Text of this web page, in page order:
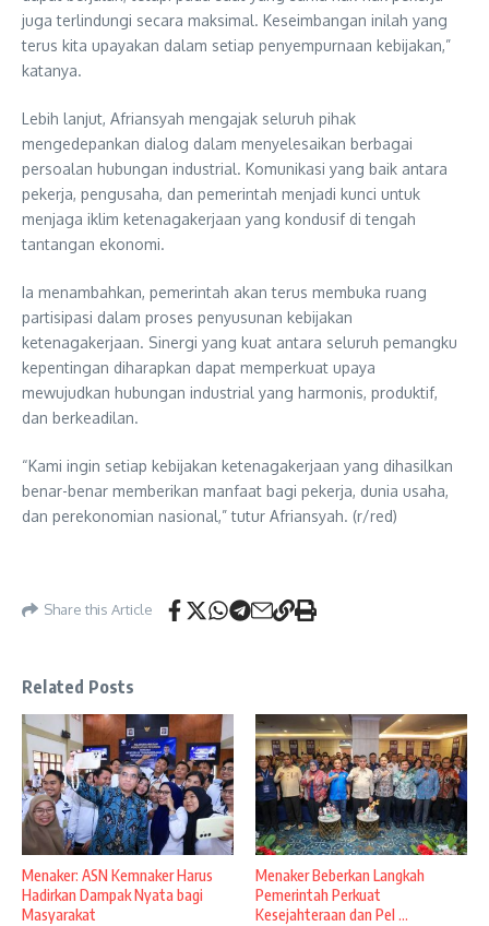
juga terlindungi secara maksimal. Keseimbangan inilah yang
terus kita upayakan dalam setiap penyempurnaan kebijakan,”
katanya.
Lebih lanjut, Afriansyah mengajak seluruh pihak
mengedepankan dialog dalam menyelesaikan berbagai
persoalan hubungan industrial. Komunikasi yang baik antara
pekerja, pengusaha, dan pemerintah menjadi kunci untuk
menjaga iklim ketenagakerjaan yang kondusif di tengah
tantangan ekonomi.
Ia menambahkan, pemerintah akan terus membuka ruang
partisipasi dalam proses penyusunan kebijakan
ketenagakerjaan. Sinergi yang kuat antara seluruh pemangku
kepentingan diharapkan dapat memperkuat upaya
mewujudkan hubungan industrial yang harmonis, produktif,
dan berkeadilan.
“Kami ingin setiap kebijakan ketenagakerjaan yang dihasilkan
benar-benar memberikan manfaat bagi pekerja, dunia usaha,
dan perekonomian nasional,” tutur Afriansyah. (r/red)
Share this Article
Related Posts
Menaker: ASN Kemnaker Harus
Hadirkan Dampak Nyata bagi
Masyarakat
Menaker Beberkan Langkah
Pemerintah Perkuat
Kesejahteraan dan Pel ...